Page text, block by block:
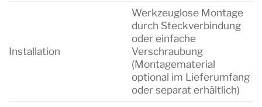
Installation
Werkzeuglose Montage
durch Steckverbindung
oder einfache
Verschraubung
(Montagematerial
optional im Lieferumfang
oder separat erhältlich)